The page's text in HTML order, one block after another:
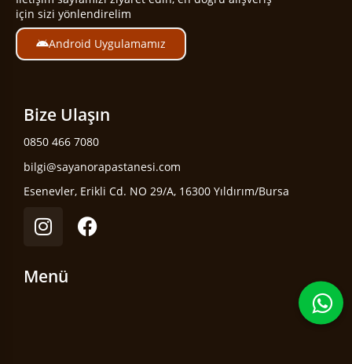
için sizi yönlendirelim
Android Uygulamamız
Bize Ulaşın
0850 466 7080
bilgi@sayanorapastanesi.com
Esenevler, Erikli Cd. NO 29/A, 16300 Yıldırım/Bursa
Menü